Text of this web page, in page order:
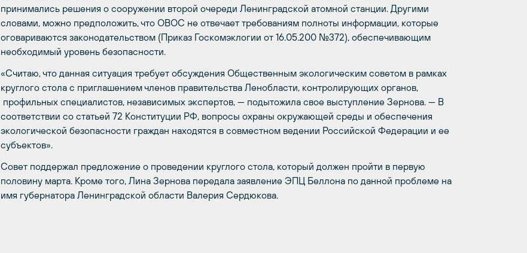
принимались решения о сооружении второй очереди Ленинградской атомной станции. Другими
словами, можно предположить, что ОВОС не отвечает требованиям полноты информации, которые
оговариваются законодательством (Приказ Госкомэклогии от 16.05.200 №372), обеспечивающим
необходимый уровень безопасности.
«Считаю, что данная ситуация требует обсуждения Общественным экологическим советом в рамках
круглого стола с приглашением членов правительства Ленобласти, контролирующих органов,
профильных специалистов, независимых экспертов, — подытожила свое выступление Зернова. — В
соответствии со статьей 72 Конституции РФ, вопросы охраны окружающей среды и обеспечения
экологической безопасности граждан находятся в совместном ведении Российской Федерации и ее
субъектов».
Совет поддержал предложение о проведении круглого стола, который должен пройти в первую
половину марта. Кроме того, Лина Зернова передала заявление ЭПЦ Беллона по данной проблеме на
имя губернатора Ленинградской области Валерия Сердюкова.